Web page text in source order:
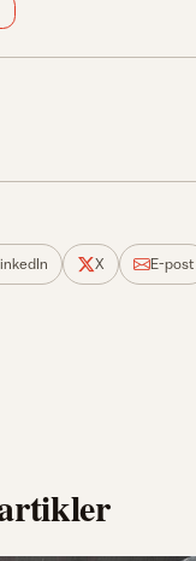
X E-post